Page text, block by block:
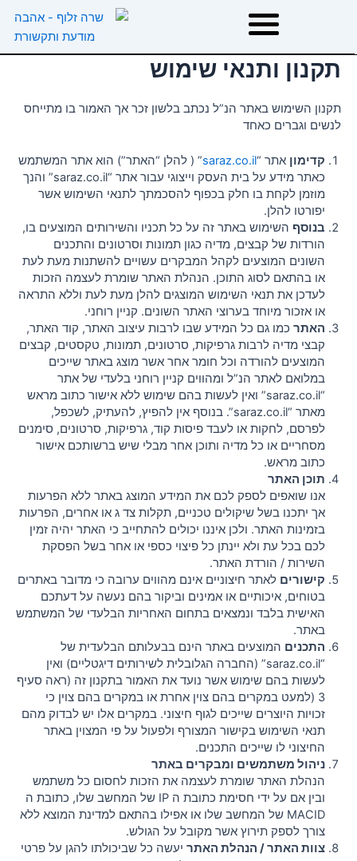
דף הבית
אודות
טיפולים
הרצאות וסדנאות
המלצות
משפטי השראה
מאמרים
תקנון ותנאי שימוש
תקנון השימוש באתר הנ”ל נכתב בלשון זכר אך האמור בו מתייחס
לנשים וגברים כאחד
קדימון אתר “saraz.co.il” ( להלן “האתר”) הוא אתר המשתמש
כאתר מידע על בית העסק וייצוגי עבור אתר “saraz.co.il” והנך
מוזמן לקחת בו חלק בכפוף להסכמתך לתנאי השימוש אשר
יפורטו להלן.
בנוסף השימוש באתר זה על כל תכניו והשירותים המוצעים בו,
הורדות של קבצים, מדיה כגון תמונות וסרטונים והתכנים
השונים המוצעים לקהל המבקרים עשויים להשתנות מעת לעת
או בהתאם לסוג התוכן. הנהלת האתר שומרת לעצמה הזכות
לעדכן את תנאי השימוש המוצגים להלן מעת לעת וללא התראה
או אזכור מיוחד בערוצי האתר השונים. קניין רוחני.
האתר כמו גם כל המידע שבו לרבות עיצוב האתר, קוד האתר,
קבצי מדיה לרבות גרפיקות, סרטונים, תמונות, טקסטים, קבצים
המוצעים להורדה וכל חומר אחר אשר מוצג באתר שייכים
במלואם לאתר הנ”ל ומהווים קניין רוחני בלעדי של אתר
“saraz.co.il” ואין לעשות בהם שימוש ללא אישור כתוב מראש
מאתר “saraz.co.il”. בנוסף אין להפיץ, להעתיק, לשכפל,
לפרסם, לחקות או לעבד פיסות קוד, גרפיקות, סרטונים, סימנים
מסחריים או כל מדיה ותוכן אחר מבלי שיש ברשותכם אישור
כתוב מראש.
תוכן האתר
אנו שואפים לספק לכם את המידע המוצג באתר ללא הפרעות
אך יתכנו בשל שיקולים טכניים, תקלות צד ג או אחרים, הפרעות
בזמינות האתר. ולכן איננו יכולים להתחייב כי האתר יהיה זמין
לכם בכל עת ולא יינתן כל פיצוי כספי או אחר בשל הפסקת
השירות / הורדת האתר.
קישורים לאתר חיצוניים אינם מהווים ערובה כי מדובר באתרים
בטוחים, איכותיים או אמינים וביקור בהם נעשה על דעתכם
האישית בלבד ונמצאים בתחום האחריות הבלעדי של המשתמש
באתר.
התכנים המוצעים באתר הינם בבעלותם הבלעדית של
“saraz.co.il” (החברה הגלובלית לשירותים דיגטליים) ואין
לעשות בהם שימוש אשר נועד את האמור בתקנון זה (ראה סעיף
3 (למעט במקרים בהם צוין אחרת או במקרים בהם צוין כי
זכויות היוצרים שייכים לגוף חיצוני. במקרים אלו יש לבדוק מהם
תנאי השימוש בקישור המצורף ולפעול על פי המצוין באתר
החיצוני לו שייכים התכנים.
ניהול משתמשים ומבקרים באתר
הנהלת האתר שומרת לעצמה את הזכות לחסום כל משתמש
ובין אם על ידי חסימת כתובת ה IP של המחשב שלו, כתובת ה
MACID של המחשב שלו או אפילו בהתאם למדינת המוצא ללא
צורך לספק תירוץ אשר מקובל על הגולש.
צוות האתר / הנהלת האתר יעשה כל שביכולתו להגן על פרטי